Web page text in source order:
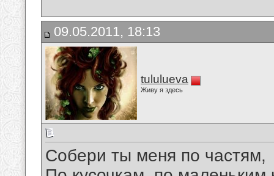
09.05.2011, 18:13
tululueva
Живу я здесь
Собери ты меня по частям,